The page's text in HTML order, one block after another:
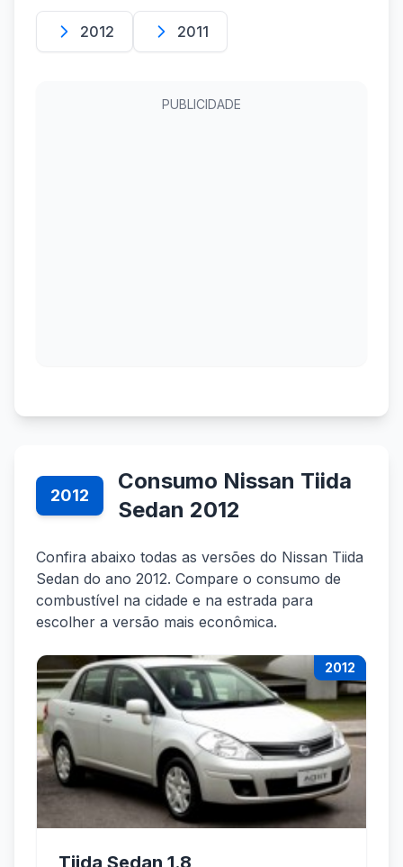
2012 2011
PUBLICIDADE
2012
Consumo Nissan Tiida
Sedan 2012
Confira abaixo todas as versões do Nissan Tiida
Sedan do ano 2012. Compare o consumo de
combustível na cidade e na estrada para
escolher a versão mais econômica.
2012
Tiida Sedan 1.8